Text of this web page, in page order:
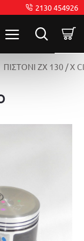
2130 454926
ΠΙΣΤΟΝΙ ZX 130 / X